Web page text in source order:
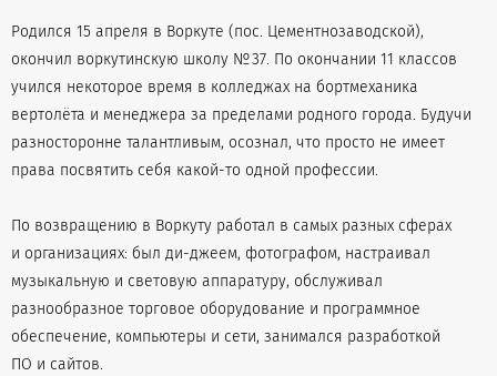
Родился 15 апреля в Воркуте (пос. Цементнозаводской),
окончил воркутинскую школу № 37. По окончании 11 классов
учился некоторое время в колледжах на бортмеханика
вертолёта и менеджера за пределами родного города. Будучи
разносторонне талантливым, осознал, что просто не имеет
права посвятить себя какой-то одной профессии.
По возвращению в Воркуту работал в самых разных сферах
и организациях: был ди-джеем, фотографом, настраивал
музыкальную и световую аппаратуру, обслуживал
разнообразное торговое оборудование и программное
обеспечение, компьютеры и сети, занимался разработкой
ПО и сайтов.